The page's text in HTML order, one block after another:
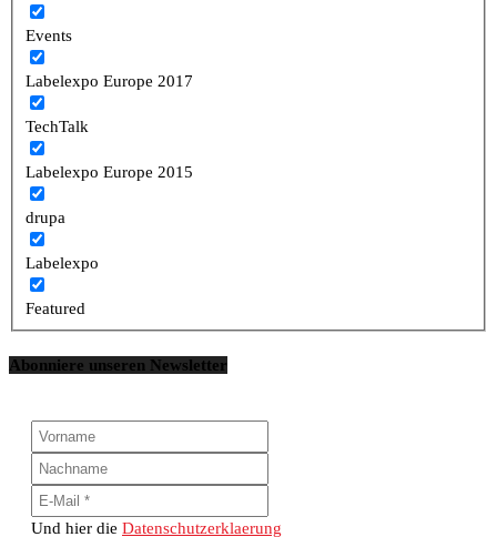
Events
Labelexpo Europe 2017
TechTalk
Labelexpo Europe 2015
drupa
Labelexpo
Featured
Abonniere unseren Newsletter
Und hier die Datenschutzerklaerung